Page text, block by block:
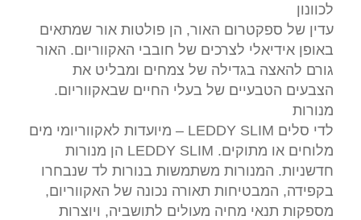
לכוונון
עדין של ספקטרום האור, הן פולטות אור שמתאים
באופן אידיאלי לצרכים של חובבי האקווריום. האור
גורם להאצה בגדילה של צמחים ומבליט את
הצבעים הטבעיים של בעלי החיים שבאקווריום.
מנורות
לדי סלים LEDDY SLIM – מיועדות לאקווריומי מים
מלוחים או מתוקים. LEDDY SLIM הן מנורות
חדשניות. המנורות משתמשות בנורות לד שנבחרו
בקפידה, המבטיחות תאורה נכונה של האקווריום,
מספקות תנאי מחיה מעולים לתושביה, ויוצרות